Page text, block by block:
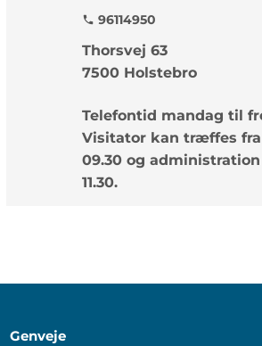
phone 96114950
Thorsvej 63
7500 Holstebro
Telefontid mandag til
Visitator kan træffes fra
09.30 og
11.30.
Genveje